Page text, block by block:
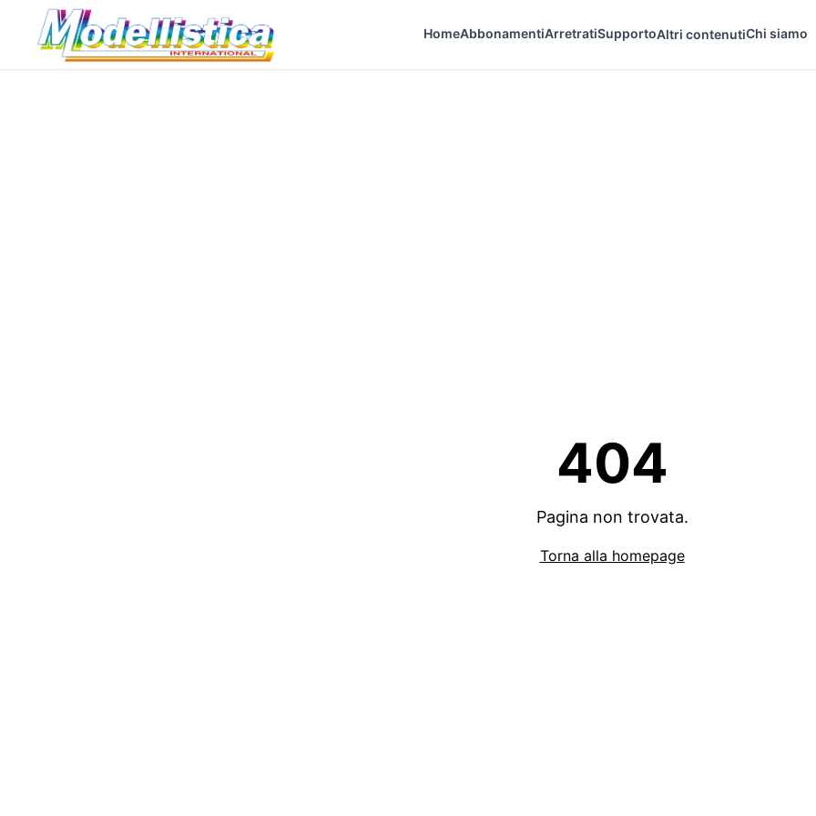
Modellistica
HomeAbbonamentiArretratiSupportoAltri contenutiChi siamo
404
Pagina non trovata.
Torna alla homepage